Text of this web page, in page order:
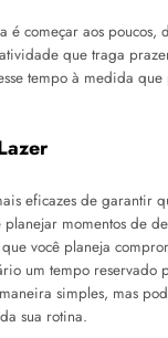
é começar aos poucos,
que traga
tempo à medida
eficazes de garantir
momentos de
você planeja
um tempo reservado
simples, mas
sua rotina.